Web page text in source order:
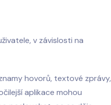
v závislosti na
hovorů, textové zprávy,
aplikace mohou